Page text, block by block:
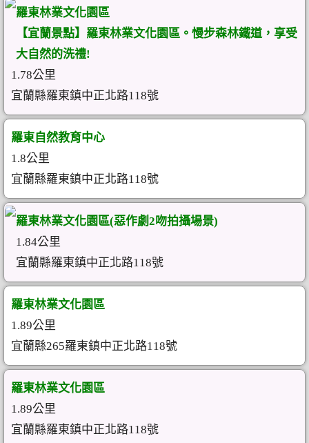
羅東林業文化園區
【宜蘭景點】羅東林業文化園區。慢步森林鐵道，享受
大自然的洗禮!
1.78公里
宜蘭縣羅東鎮中正北路118號
羅東自然教育中心
1.8公里
宜蘭縣羅東鎮中正北路118號
羅東林業文化園區(惡作劇2吻拍攝場景)
1.84公里
宜蘭縣羅東鎮中正北路118號
羅東林業文化園區
1.89公里
宜蘭縣265羅東鎮中正北路118號
羅東林業文化園區
1.89公里
宜蘭縣羅東鎮中正北路118號